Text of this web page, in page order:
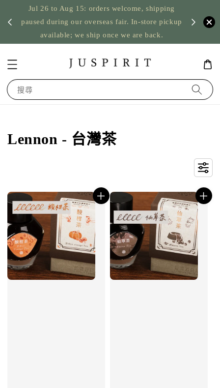
Jul 26 to Aug 15: orders welcome, shipping
paused during our overseas fair. In-store pickup
available; we ship once we are back.
US
搜尋
Lennon - 台灣茶